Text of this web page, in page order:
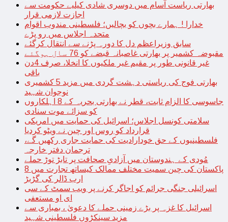
بھارتی ریاست آسام میں دوسری شادی کیلیے حکومت سے
اجازت لازمی قرار
خدارا ! ہمارے بچوں کو بچالیں؛ فلسطینی مندوب اقوام
متحدہ اجلاس میں رو پڑے
سابق وزیراعظم دل کا دورہ پڑنے سے انتقال کرگئے
مقبوضہ کشمیر پر بھارتی غاصبانہ قبضے کو 76 سال ہوگئے
غیر قانونی طور پر مقیم غیر ملکیوں کا انخلا، صرف 4دن
باقی
بھارتی فوج کی ریاستی دہشت گردی میں مزید 5 کشمیری
نوجوان شہید
جاسوسی کا الزام ثابت، قطر نے بھارتی بحریہ کے 8 اہلکاروں
کو سزائے موت سنادی
سلامتی کونسل اجلاس؛ اسرائیل کی حمایت میں امریکی
قرارداد کو روس اور چین نے ویٹو کردیا
فلسطینیوں کے حق خودارادیت کی حمایت جاری رکھیں گے،
ترجمان دفتر خارجہ
مُودی کے ہندوستان میں آزادیِ صحافت پر تابڑ توڑ حملے
پاکستان کی چین سمیت مختلف ممالک کیساتھ تجارت میں 8
ارب ڈالر کی گڑبڑ
اسرائیلی جنگی جرائم کو اجاگر کرنے پر ویب سمٹ کے سی
ای او مستعفی
اسرائیل کا غزہ پر بڑے زمینی حملے کا دعویٰ ، بمباری سے
مزید سینکڑوں فلسطینی شہید